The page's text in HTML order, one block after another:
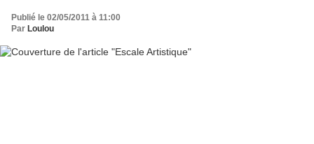
Publié le 02/05/2011 à 11:00
Par Loulou